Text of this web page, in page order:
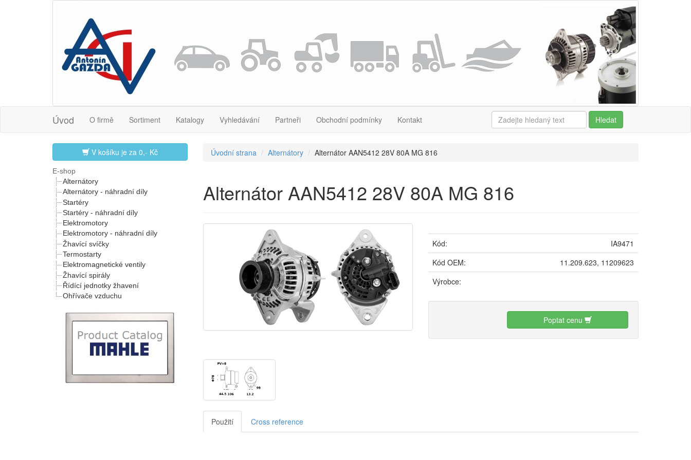
Úvod O firmě Sortiment Katalogy Vyhledávání Partneři Obchodní podmínky Kontakt Hledat
V košíku je za 0,- Kč
E-shop
Alternátory
Alternátory - náhradní díly
Startéry
Startéry - náhradní díly
Elektromotory
Elektromotory - náhradní díly
Žhavící svíčky
Termostarty
Elektromagnetické ventily
Žhavící spirály
Řídící jednotky žhavení
Ohřívače vzduchu
Úvodní strana Alternátory Alternátor AAN5412 28V 80A MG 816
Alternátor AAN5412 28V 80A MG 816
Kód:
IA9471
Kód OEM:
11.209.623, 11209623
Výrobce:
Poptat cenu
Použití Cross reference